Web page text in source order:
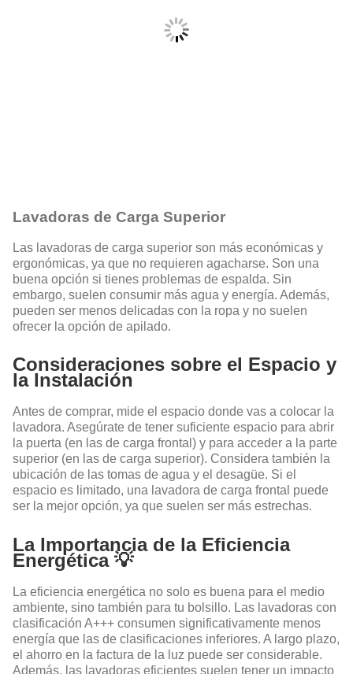
Lavadoras de Carga Superior
Las lavadoras de carga superior son más económicas y
ergonómicas, ya que no requieren agacharse. Son una
buena opción si tienes problemas de espalda. Sin
embargo, suelen consumir más agua y energía. Además,
pueden ser menos delicadas con la ropa y no suelen
ofrecer la opción de apilado.
Consideraciones sobre el Espacio y
la Instalación
Antes de comprar, mide el espacio donde vas a colocar la
lavadora. Asegúrate de tener suficiente espacio para abrir
la puerta (en las de carga frontal) y para acceder a la parte
superior (en las de carga superior). Considera también la
ubicación de las tomas de agua y el desagüe. Si el
espacio es limitado, una lavadora de carga frontal puede
ser la mejor opción, ya que suelen ser más estrechas.
La Importancia de la Eficiencia
Energética 💡
La eficiencia energética no solo es buena para el medio
ambiente, sino también para tu bolsillo. Las lavadoras con
clasificación A+++ consumen significativamente menos
energía que las de clasificaciones inferiores. A largo plazo,
el ahorro en la factura de la luz puede ser considerable.
Además, las lavadoras eficientes suelen tener un impacto